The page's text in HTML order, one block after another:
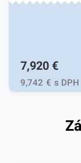
7,920 €
9,742 € s DPH